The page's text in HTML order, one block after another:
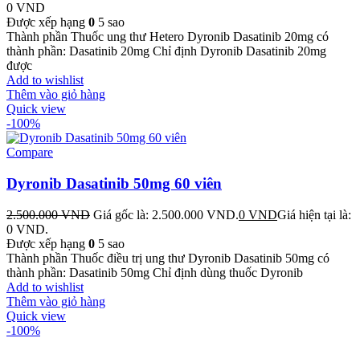
0 VND
Được xếp hạng 0 5 sao
Thành phần Thuốc ung thư Hetero Dyronib Dasatinib 20mg có
thành phần: Dasatinib 20mg Chỉ định Dyronib Dasatinib 20mg
được
Add to wishlist
Thêm vào giỏ hàng
Quick view
-100%
Compare
Dyronib Dasatinib 50mg 60 viên
2.500.000VND Giá gốc là: 2.500.000 VND.0 VNDGiá hiện tại là:
0 VND.
Được xếp hạng 0 5 sao
Thành phần Thuốc điều trị ung thư Dyronib Dasatinib 50mg có
thành phần: Dasatinib 50mg Chỉ định dùng thuốc Dyronib
Add to wishlist
Thêm vào giỏ hàng
Quick view
-100%